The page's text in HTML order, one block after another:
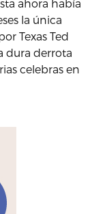
ahora había
la única
Texas Ted
dura derrota
celebras en